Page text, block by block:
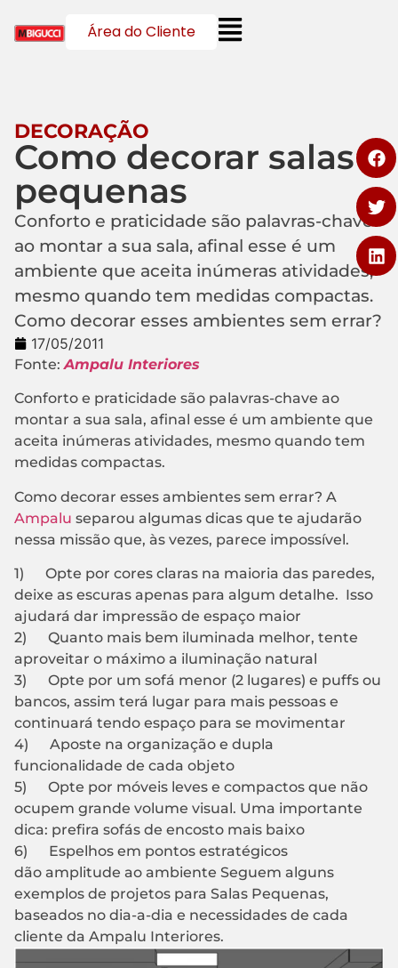
Área do Cliente
DECORAÇÃO
Como decorar salas
pequenas
Conforto e praticidade são palavras-chave
ao montar a sua sala, afinal esse é um
ambiente que aceita inúmeras atividades,
mesmo quando tem medidas compactas.
Como decorar esses ambientes sem errar?
17/05/2011
Fonte:Ampalu Interiores
Conforto e praticidade são palavras-chave ao
montar a sua sala, afinal esse é um ambiente que
aceita inúmeras atividades, mesmo quando tem
medidas compactas.
Como decorar esses ambientes sem errar? A
Ampalu separou algumas dicas que te ajudarão
nessa missão que, às vezes, parece impossível.
1) Opte por cores claras na maioria das paredes,
deixe as escuras apenas para algum detalhe. Isso
ajudará dar impressão de espaço maior
2) Quanto mais bem iluminada melhor, tente
aproveitar o máximo a iluminação natural
3) Opte por um sofá menor (2 lugares) e puffs ou
bancos, assim terá lugar para mais pessoas e
continuará tendo espaço para se movimentar
4) Aposte na organização e dupla
funcionalidade de cada objeto
5) Opte por móveis leves e compactos que não
ocupem grande volume visual. Uma importante
dica: prefira sofás de encosto mais baixo
6) Espelhos em pontos estratégicos
dão amplitude ao ambiente Seguem alguns
exemplos de projetos para Salas Pequenas,
baseados no dia-a-dia e necessidades de cada
cliente da Ampalu Interiores.